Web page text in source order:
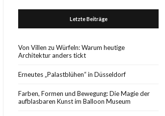
Letzte Beiträge
Von Villen zu Würfeln: Warum heutige
Architektur anders tickt
Erneutes „Palastblühen“ in Düsseldorf
Farben, Formen und Bewegung: Die Magie der
aufblasbaren Kunst im Balloon Museum